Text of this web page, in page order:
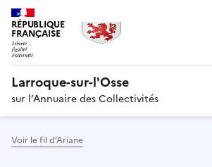
RÉPUBLIQUE
FRANÇAISE
Larroque-sur-l'Osse
sur l’Annuaire des Collectivités
Voir le fil d’Ariane